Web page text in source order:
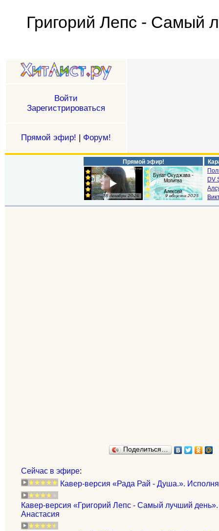
Григорий Лепс - Самый
Войти
Зарегистрироваться
Прямой эфир! | Форум!
Прямой эфир!
DV
Поделиться…
Сейчас в эфире:
Кавер-версия «Рада Рай - Душа.».
Кавер-версия «Григорий Лепс - Самый лучший
Анастасия